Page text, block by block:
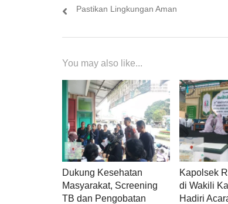
Pastikan Lingkungan Aman
You may also like...
Dukung Kesehatan
Masyarakat, Screening
TB dan Pengobatan
Kapolsek
di Wakili
Hadiri